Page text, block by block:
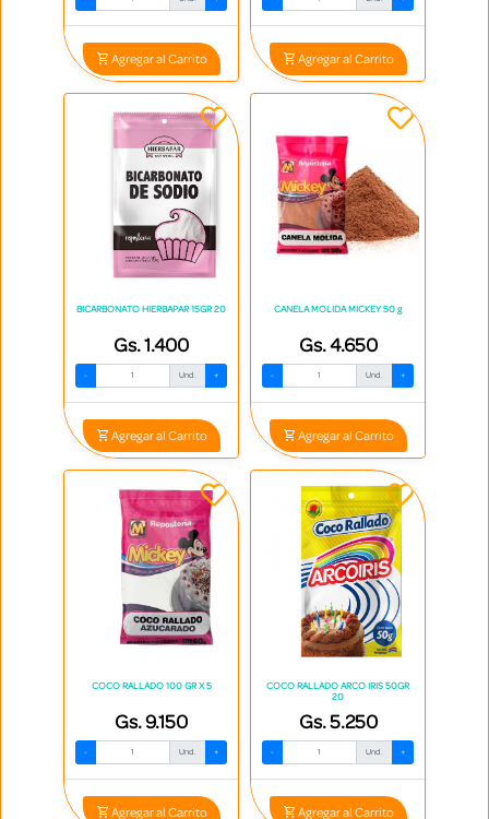
Agregar al Carrito Agregar al Carrito
BICARBONATO HIERBAPAR 15GR 20
Gs. 1.400
- Und. +
Agregar al Carrito
CANELA MOLIDA MICKEY 50 g
Gs. 4.650
- Und. +
Agregar al Carrito
COCO RALLADO 100 GR X 5
Gs. 9.150
- Und. +
Agregar al Carrito
COCO RALLADO ARCO IRIS 50GR
20
Gs. 5.250
- Und. +
Agregar al Carrito